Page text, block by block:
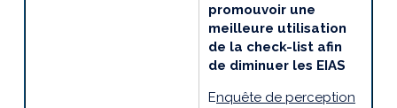
promouvoir une
meilleure utilisation
de la check-list afin
de diminuer les EIAS
Enquête de perception